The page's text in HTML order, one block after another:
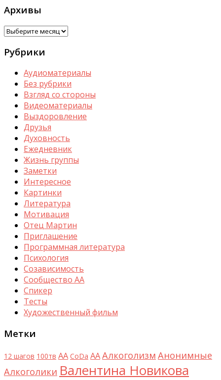
Архивы
Архивы
Рубрики
Аудиоматериалы
Без рубрики
Взгляд со стороны
Видеоматериалы
Выздоровление
Друзья
Духовность
Ежедневник
Жизнь группы
Заметки
Интересное
Картинки
Литература
Мотивация
Отец Мартин
Приглашение
Программная литература
Психология
Созависимость
Сообщество АА
Спикер
Тесты
Художественный фильм
Метки
12 шагов 100тв AA CoDa АААлкоголизм Анонимные
Алкоголики Валентина Новикова